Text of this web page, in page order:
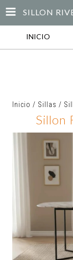
SILLON
INICIO
Inicio / Sillas /
Sillon